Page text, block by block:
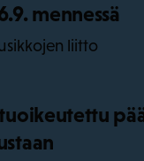
mennessä
liitto